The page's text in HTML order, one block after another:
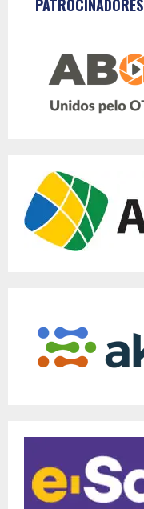
PATROCINADORES